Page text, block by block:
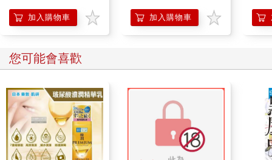
加入購物車 加入購物車
您可能會喜歡